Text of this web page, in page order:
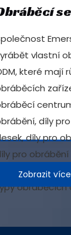
vlastní
které mají
díly
díly pro
pro
odlitků, mohou
obráběcích
Zobrazit více